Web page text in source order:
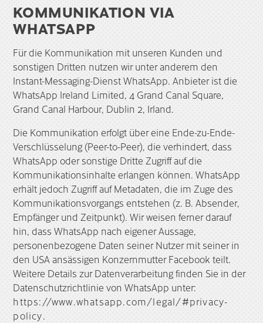
KOMMUNIKATION VIA
WHATSAPP
Für die Kommunikation mit unseren Kunden und
sonstigen Dritten nutzen wir unter anderem den
Instant-Messaging-Dienst WhatsApp. Anbieter ist die
WhatsApp Ireland Limited, 4 Grand Canal Square,
Grand Canal Harbour, Dublin 2, Irland.
Die Kommunikation erfolgt über eine Ende-zu-Ende-
Verschlüsselung (Peer-to-Peer), die verhindert, dass
WhatsApp oder sonstige Dritte Zugriff auf die
Kommunikationsinhalte erlangen können. WhatsApp
erhält jedoch Zugriff auf Metadaten, die im Zuge des
Kommunikationsvorgangs entstehen (z. B. Absender,
Empfänger und Zeitpunkt). Wir weisen ferner darauf
hin, dass WhatsApp nach eigener Aussage,
personenbezogene Daten seiner Nutzer mit seiner in
den USA ansässigen Konzernmutter Facebook teilt.
Weitere Details zur Datenverarbeitung finden Sie in der
Datenschutzrichtlinie von WhatsApp unter:
https://www.whatsapp.com/legal/#privacy-
policy.